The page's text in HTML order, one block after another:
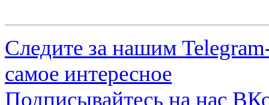
Следите за нашим
самое интересное
Подписывайтесь на нас